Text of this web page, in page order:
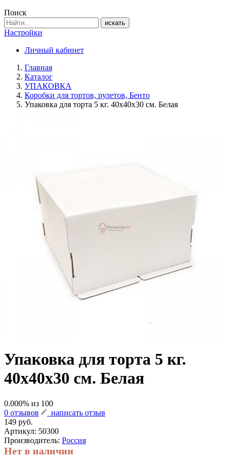
Поиск
искать
Настройки
Личный кабинет
Главная
Каталог
УПАКОВКА
Коробки для тортов, рулетов, Бенто
Упаковка для торта 5 кг. 40х40х30 см. Белая
Упаковка для торта 5 кг.
40х40х30 см. Белая
0.000% из 100
0 отзывов
написать отзыв
149 руб.
Артикул: 50300
Производитель: Россия
Нет в наличии